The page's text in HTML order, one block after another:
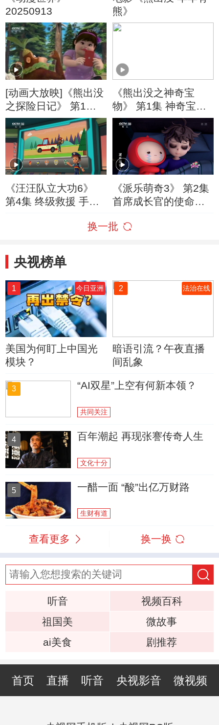
20250913
熊》
[动画大放映]《熊出没
之探险日记》 第1集
导游光头强
《熊出没之神奇宝
物》 第1集 神奇宝物
现世
《汪汪队立大功6》
第4集 终级救援 手机
《派乐萌奇3》 第2集
首席成长官的使命
换一批
央视榜单
1 今日亚洲
美国为何盯上中国光
模块？
2 法治在线
暗语引流？午夜直播
间乱象
3 “AI双星”上空有何新本领？
共同关注
4 百年潮起 再现张謇传奇人生
文化十分
5 一醋一面 “酸”出亿万财路
生财有道
查看更多 换一换
听音
视频百科
祖国美
微故事
ai美食
剧推荐
首页 直播 听音 央视影音 微视频